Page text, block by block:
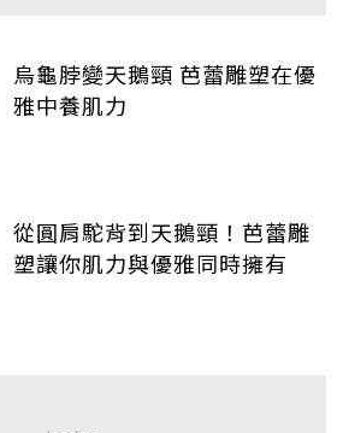
烏龜脖變天鵝頸 芭蕾雕塑在優
雅中養肌力
從圓肩駝背到天鵝頸！芭蕾雕
塑讓你肌力與優雅同時擁有